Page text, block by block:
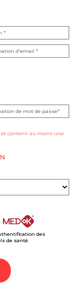
contenir au moins une
des
de santé